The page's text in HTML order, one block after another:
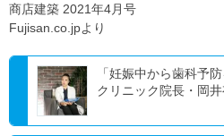
商店建築 2021年4月号
Fujisan.co.jpより
「妊娠中から歯科予
クリニック院長・岡井